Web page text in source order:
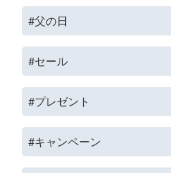
#父の日
#セール
#プレゼント
#キャンペーン